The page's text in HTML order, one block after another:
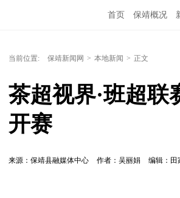
首页 保靖概况
当前位置: 保靖新闻网 > 本地新闻 > 正文
茶超视界·班超
开赛
来源：保靖县融媒体中心 作者：吴丽娟 编辑：田